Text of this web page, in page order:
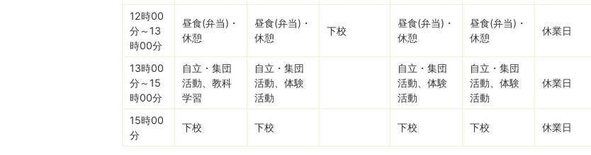
12時00
分～13
時00分
昼食(弁当)・
休憩
昼食(弁当)・
休憩
下校
昼食(弁当)・
休憩
昼食(弁当)・
休憩
休業日
13時00
分～15
時00分
自立・集団
活動、教科
学習
自立・集団
活動、体験
活動
自立・集団
活動、体験
活動
自立・集団
活動、体験
活動
休業日
15時00
分
下校 下校 下校 下校 休業日